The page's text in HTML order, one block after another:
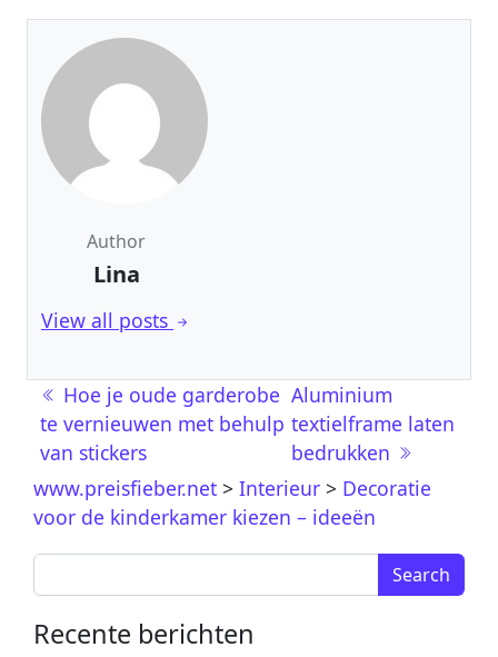
Author
Lina
View all posts
Berichtnavigatie
Hoe je oude garderobe
te vernieuwen met behulp
van stickers
Aluminium
textielframe laten
bedrukken
www.preisfieber.net > Interieur > Decoratie
voor de kinderkamer kiezen – ideeën
Search for:
Recente berichten